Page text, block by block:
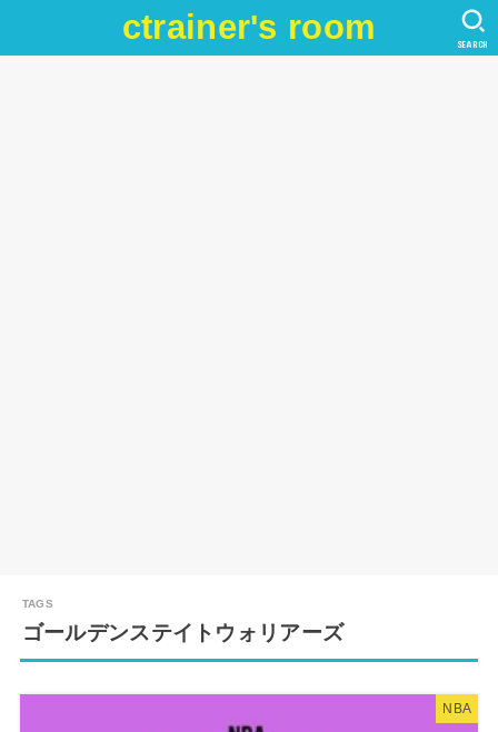
ctrainer's room SEARCH
ゴールデンステイトウォリアーズ
NBA